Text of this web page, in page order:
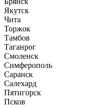
Якутск
Чита
Торжок
Тамбов
Таганрог
Смоленск
Симферополь
Саранск
Салехард
Пятигорск
Псков